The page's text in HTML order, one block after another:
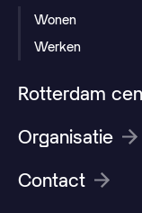
Wonen
Werken
Rotterdam
Organisatie
Contact